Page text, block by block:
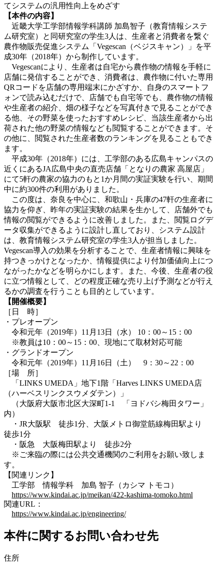
てシステムの汎用性向上をめざす
【本件の内容】
近畿大学工学部情報学科講師 加島智子（教育情報システ
ム研究室）と同研究室の学生3人は、生産者と消費者を繋ぐ
農作物販売促進システム「Vegescan（ベジスキャン）」を平
成30年（2018年）から制作しています。
Vegescanにより、生産者は自宅から農作物の情報を手軽に
店舗に発信することができ、消費者は、農作物に付いた専用
QRコードを店舗の専用端末にかざすか、自身のスマートフ
ォンで読み込むだけで、店舗でも自宅等でも、農作物の情報
や生産者の紹介、畑の様子などを写真付きで見ることができ
る他、その野菜を使ったおすすめレシピ、当該生産者から出
荷された他の野菜の情報なども閲覧することができます。そ
の他に、閲覧された生産者数のランキングを見ることもでき
ます。
平成30年（2018年）には、工学部のある広島キャンパスの
近くにあるJA広島中央の直売店舗「となりの農家 高屋店」
にて5軒の農家の協力のもと1か月間の実証実験を行い、期間
中に約300件の利用がありました。
この度は、奈良を中心に、和歌山・兵庫の47軒の生産者に
協力を仰ぎ、昨年の実証実験の結果を生かして、店舗外でも
情報の閲覧ができるように改善しました。また、閲覧ログデ
ータ収集ができるように設計し直しており、システム設計
は、教育情報システム研究室の学生3人が担当しました。
Vegescan導入の効果を分析することで、生産者情報に興味を
持つきっかけとなったか、情報提供により付加価値向上につ
ながったかなどを明らかにします。また、今後、生産者の役
に立つ情報として、どの程度正確な売り上げ予測などが行え
るかの調査を行うことも目的としています。
【開催概要】
［日 時］
・プレオープン
令和元年（2019年）11月13日（水） 10：00～15：00
※教員は10：00～15：00、現地にて取材対応可能
・グランドオープン
令和元年（2019年）11月16日（土） 9：30～22：00
［場 所］
「LINKS UMEDA」地下1階「Harves LINKS UMEDA店
（ハーベスリンクスウメダテン）」
（大阪府大阪市北区大深町1-1 「ヨドバシ梅田タワー」
内）
・JR大阪駅 徒歩1分、大阪メトロ御堂筋線梅田駅より
徒歩1分
・阪急 大阪梅田駅より 徒歩2分
※ご来臨の際には公共交通機関のご利用をお願い致しま
す。
【関連リンク】
工学部 情報学科 加島 智子（カシマ トモコ）
https://www.kindai.ac.jp/meikan/422-kashima-tomoko.html
関連URL：
https://www.kindai.ac.jp/engineering/
本件に関するお問い合わせ先
住所